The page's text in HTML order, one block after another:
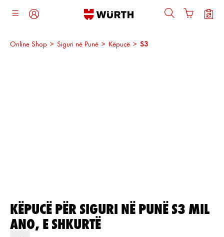
kryesore
Online Shop > Siguri në Punë > Këpucë > S3
KËPUCË PËR SIGURI NË PUNË S3 MIL
ANO, E SHKURTË